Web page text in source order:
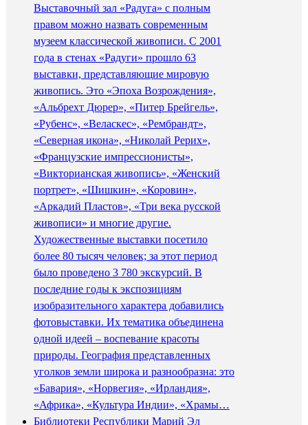
Выставочный зал «Радуга» с полным
правом можно назвать современным
музеем классической живописи. С 2001
года в стенах «Радуги» прошло 63
выставки, представляющие мировую
живопись. Это «Эпоха Возрождения»,
«Альбрехт Дюрер», «Питер Брейгель»,
«Рубенс», «Веласкес», «Рембрандт»,
«Северная икона», «Николай Рерих»,
«Французские импрессионисты»,
«Викторианская живопись», «Женский
портрет», «Шишкин», «Коровин»,
«Аркадий Пластов», «Три века русской
живописи» и многие другие.
Художественные выставки посетило
более 80 тысяч человек; за этот период
было проведено 3 780 экскурсий. В
последние годы к экспозициям
изобразительного характера добавились
фотовыставки. Их тематика объединена
одной идеей – воспевание красоты
природы. География представленных
уголков земли широка и разнообразна: это
«Бавария», «Норвегия», «Ирландия»,
«Африка», «Культура Индии», «Храмы…
Библиотеки Республики Марий Эл